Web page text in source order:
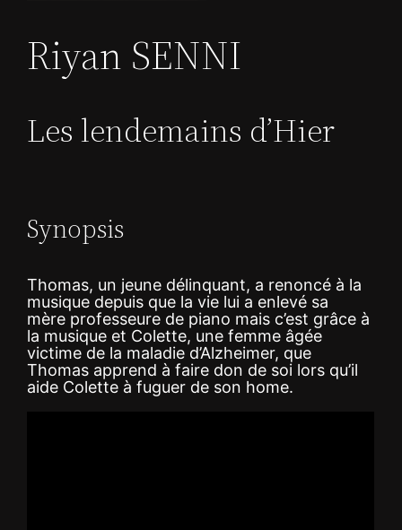
Riyan SENNI
Les lendemains d’Hier
Synopsis
Thomas, un jeune délinquant, a renoncé à la
musique depuis que la vie lui a enlevé sa
mère professeure de piano mais c’est grâce à
la musique et Colette, une femme âgée
victime de la maladie d’Alzheimer, que
Thomas apprend à faire don de soi lors qu’il
aide Colette à fuguer de son home.